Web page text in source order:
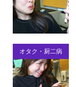
オタク・厨二病